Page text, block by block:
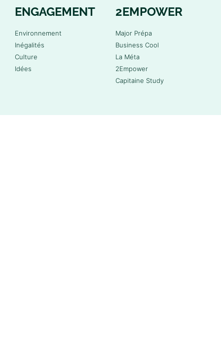
ENGAGEMENT
Environnement
Inégalités
Culture
Idées
2EMPOWER
Major Prépa
Business Cool
La Méta
2Empower
Capitaine Study